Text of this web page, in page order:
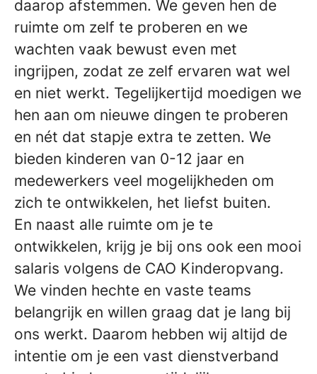
daarop afstemmen. We geven hen de
ruimte om zelf te proberen en we
wachten vaak bewust even met
ingrijpen, zodat ze zelf ervaren wat wel
en niet werkt. Tegelijkertijd moedigen we
hen aan om nieuwe dingen te proberen
en nét dat stapje extra te zetten. We
bieden kinderen van 0-12 jaar en
medewerkers veel mogelijkheden om
zich te ontwikkelen, het liefst buiten.
En naast alle ruimte om je te
ontwikkelen, krijg je bij ons ook een mooi
salaris volgens de CAO Kinderopvang.
We vinden hechte en vaste teams
belangrijk en willen graag dat je lang bij
ons werkt. Daarom hebben wij altijd de
intentie om je een vast dienstverband